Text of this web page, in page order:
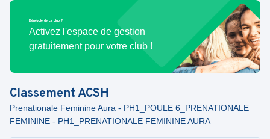
Bénévole de ce club ?
Activez l'espace de gestion
gratuitement pour votre club !
ClassementACSH
Prenationale Feminine Aura - PH1_POULE 6_PRENATIONALE
FEMININE - PH1_PRENATIONALE FEMININE AURA